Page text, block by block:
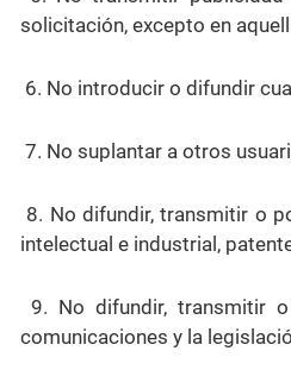
solicitación, excepto en
6. No introducir o difundir
7. No suplantar a otros
8. No difundir, transmitir o
intelectual e industrial,
9. No difundir, transmitir
comunicaciones y la